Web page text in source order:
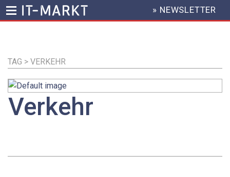
Inhalt
HEADER
MENU
» NEWSLETTER
TAG > VERKEHR
Verkehr